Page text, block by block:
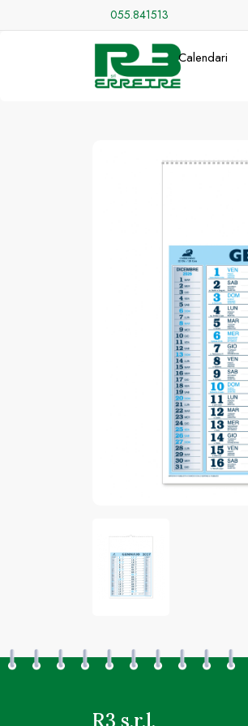
055.841513
Calendari
R3 s.r.l.